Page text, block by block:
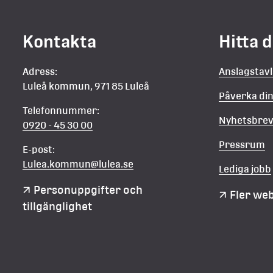
Kontakta
Adress:
Luleå kommun, 971 85 Luleå
Telefonnummer:
0920 - 45 30 00
E-post:
Lulea.kommun@lulea.se
Personuppgifter och
tillgänglighet
Hitta
Påverka
Nyhetsbrev
Pressrum
Lediga jobb
Fler